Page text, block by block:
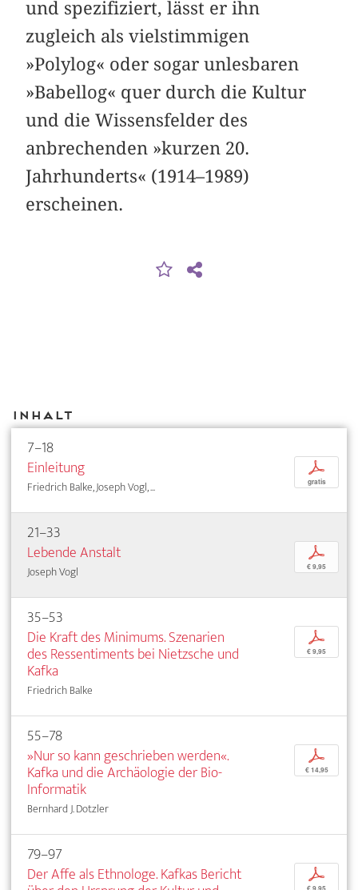
und spezifiziert, lässt er ihn
zugleich als vielstimmigen
»Polylog« oder sogar unlesbaren
»Babellog« quer durch die Kultur
und die Wissensfelder des
anbrechenden »kurzen 20.
Jahrhunderts« (1914–1989)
erscheinen.
Inhalt
7–18
Einleitung
Friedrich Balke, Joseph Vogl, ...
p
gratis
21–33
Lebende Anstalt
Joseph Vogl
p
€ 9,95
35–53
Die Kraft des Minimums. Szenarien
des Ressentiments bei Nietzsche und
Kafka
Friedrich Balke
p
€ 9,95
55–78
»Nur so kann geschrieben werden«.
Kafka und die Archäologie der Bio-
Informatik
Bernhard J. Dotzler
p
€ 14,95
79–97
Der Affe als Ethnologe. Kafkas Bericht
p